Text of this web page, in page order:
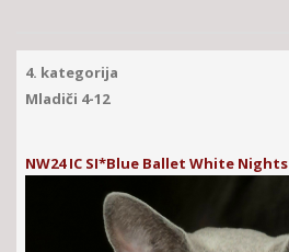
4. kategorija
Mladiči 4-12
NW24 IC SI*Blue Ballet White Nights